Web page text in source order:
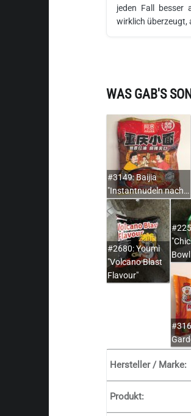
jeden Fall besser
wirklich überzeugt,
WAS GAB'S
#3149: Baijia
"Instantnudeln nach…
#2680: Youmi
"Volcano Blast
Flavour"
Bowl
Hersteller / Marke:
Produkt: